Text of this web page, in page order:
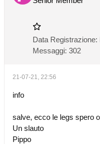
Data Registrazione:
Messaggi: 302
21-07-21, 22:56
info
salve, ecco le legs spero
Un slauto
Pippo